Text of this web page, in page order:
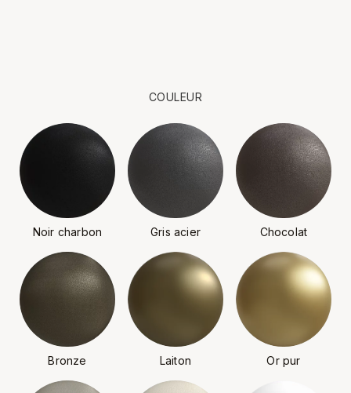
COULEUR
Noir charbon Gris acier Chocolat
Bronze Laiton Or pur